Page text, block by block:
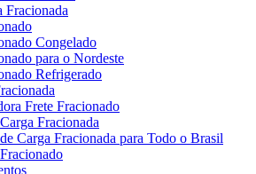
Fracionada
Congelado
para o Nordeste
Refrigerado
Frete Fracionado
Fracionada
Carga Fracionada para Todo o Brasil